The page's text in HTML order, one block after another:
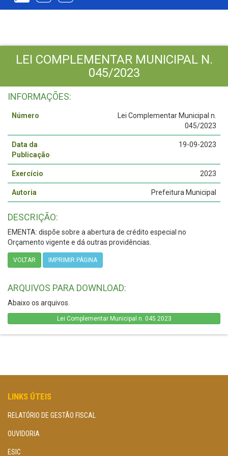
LEI COMPLEMENTAR MUNICIPAL N.
045/2023
INFORMAÇÕES:
Número
Lei Complementar Municipal n.
045/2023
Data da
Publicação
19-09-2023
Exercício 2023
Autoria Prefeitura Municipal
DESCRIÇÃO:
EMENTA: dispõe sobre a abertura de crédito especial no
Orçamento vigente e dá outras providências.
VOLTAR IMPRIMIR PÁGINA
ARQUIVOS PARA DOWNLOAD:
Abaixo os arquivos.
Lei Complementar Municipal n. 045.2023
LINKS ÚTEIS
RELATÓRIO DE GESTÃO FISCAL
OUVIDORIA
ESIC